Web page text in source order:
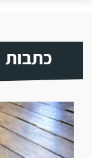
כתבות